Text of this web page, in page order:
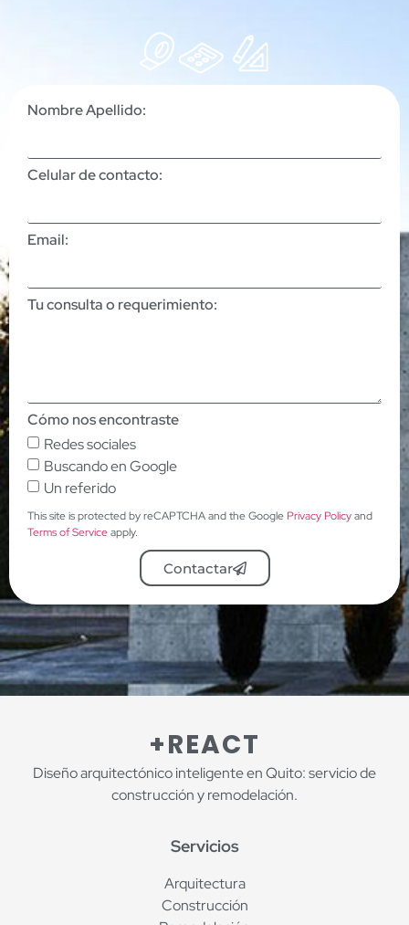
Nombre Apellido:
Celular de contacto:
Email:
Tu consulta o requerimiento:
Cómo nos encontraste
Redes sociales
Buscando en Google
Un referido
This site is protected by reCAPTCHA and the Google Privacy Policyand
Terms of Serviceapply.
Contactar
+REACT
Diseño arquitectónico inteligente en Quito: servicio de
construcción y remodelación.
Servicios
Arquitectura
Construcción